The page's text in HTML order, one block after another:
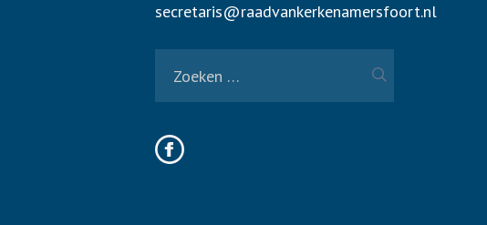
secretaris@raadvankerkenamersfoort.nl
naar: